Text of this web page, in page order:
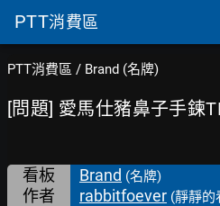
PTT消費區
PTT消費區 / Brand (名牌)
[問題] 愛馬仕豬鼻子手鍊
看板 Brand (名牌)
作者 rabbitfoever (靜靜的